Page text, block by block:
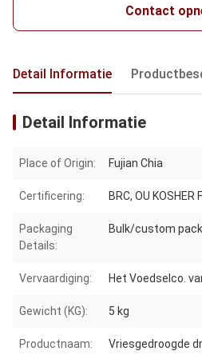
Contact
Detail Informatie
Detail Informatie
Place of Origin: Fujian Chia
Certificering: BRC, OU KOSHER
Packaging
Details:
Bulk/custom
Vervaardiging: Het Voedselco.
Gewicht (KG): 5 kg
Productnaam: Vriesgedroogde